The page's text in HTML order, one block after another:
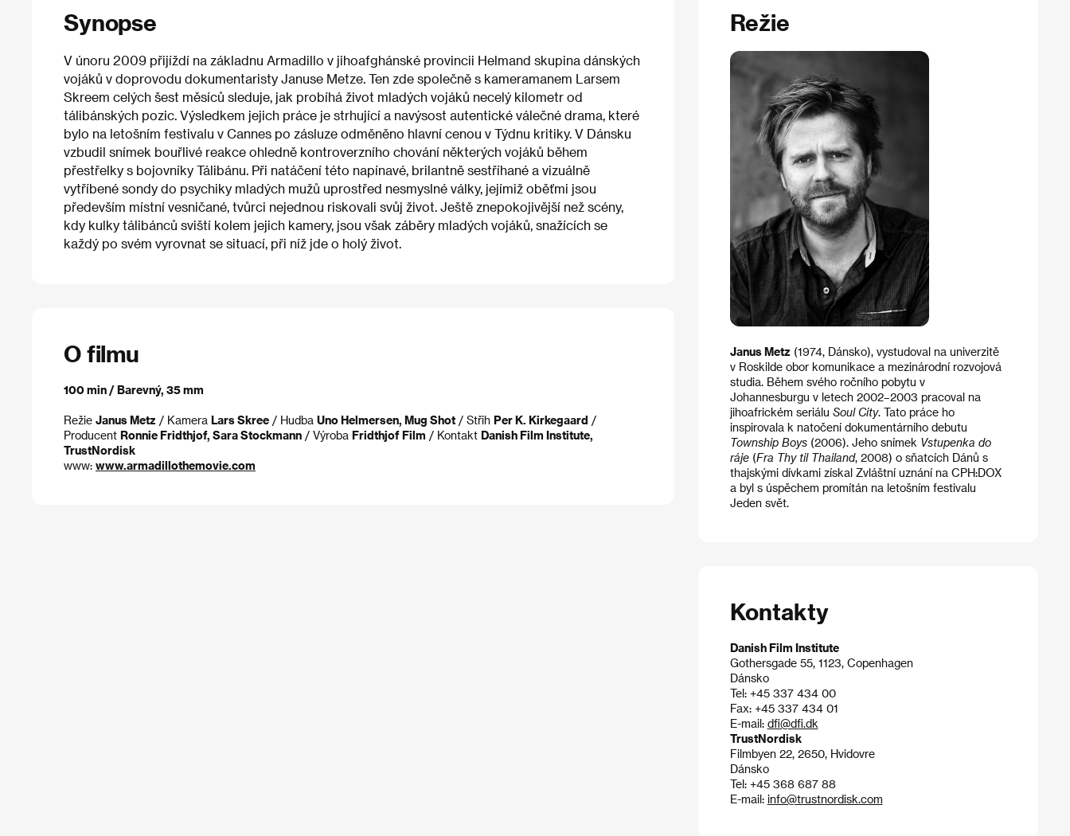
Synopse
V únoru 2009 přijíždí na základnu Armadillo v jihoafghánské provincii Helmand skupina dánských
vojáků v doprovodu dokumentaristy Januse Metze. Ten zde společně s kameramanem Larsem
Skreem celých šest měsíců sleduje, jak probíhá život mladých vojáků necelý kilometr od
tálibánských pozic. Výsledkem jejich práce je strhující a navýsost autentické válečné drama, které
bylo na letošním festivalu v Cannes po zásluze odměněno hlavní cenou v Týdnu kritiky. V Dánsku
vzbudil snímek bouřlivé reakce ohledně kontroverzního chování některých vojáků během
přestřelky s bojovníky Tálibánu. Při natáčení této napínavé, brilantně sestříhané a vizuálně
vytříbené sondy do psychiky mladých mužů uprostřed nesmyslné války, jejímiž oběťmi jsou
především místní vesničané, tvůrci nejednou riskovali svůj život. Ještě znepokojivější než scény,
kdy kulky tálibánců sviští kolem jejich kamery, jsou však záběry mladých vojáků, snažících se
každý po svém vyrovnat se situací, při níž jde o holý život.
O filmu
100 min / Barevný, 35 mm
Režie Janus Metz / Kamera Lars Skree / Hudba Uno Helmersen, Mug Shot / Střih Per K. Kirkegaard /
Producent Ronnie Fridthjof, Sara Stockmann / Výroba Fridthjof Film / Kontakt Danish Film Institute,
TrustNordisk
www: www.armadillothemovie.com
Režie
Janus Metz (1974, Dánsko), vystudoval na univerzitě
v Roskilde obor komunikace a mezinárodní rozvojová
studia. Během svého ročního pobytu v
Johannesburgu v letech 2002–2003 pracoval na
jihoafrickém seriálu Soul City. Tato práce ho
inspirovala k natočení dokumentárního debutu
Township Boys(2006). Jeho snímek Vstupenka do
ráje(Fra Thy til Thailand, 2008) o sňatcích Dánů s
thajskými dívkami získal Zvláštní uznání na CPH:DOX
a byl s úspěchem promítán na letošním festivalu
Jeden svět.
Kontakty
Danish Film Institute
Gothersgade 55, 1123, Copenhagen
Dánsko
Tel: +45 337 434 00
Fax: +45 337 434 01
E-mail: dfi@dfi.dk
TrustNordisk
Filmbyen 22, 2650, Hvidovre
Dánsko
Tel: +45 368 687 88
E-mail: info@trustnordisk.com